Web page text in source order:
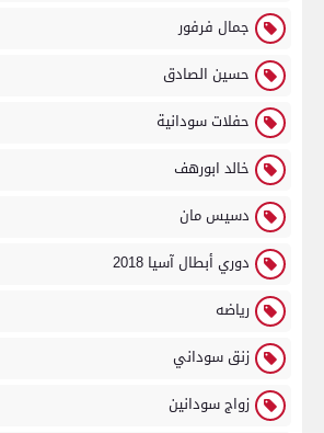
جمال فرفور
حسين الصادق
حفلات سودانية
خالد ابورهف
دسيس مان
دوري أبطال آسيا 2018
رياضه
زنق سوداني
زواج سودانين